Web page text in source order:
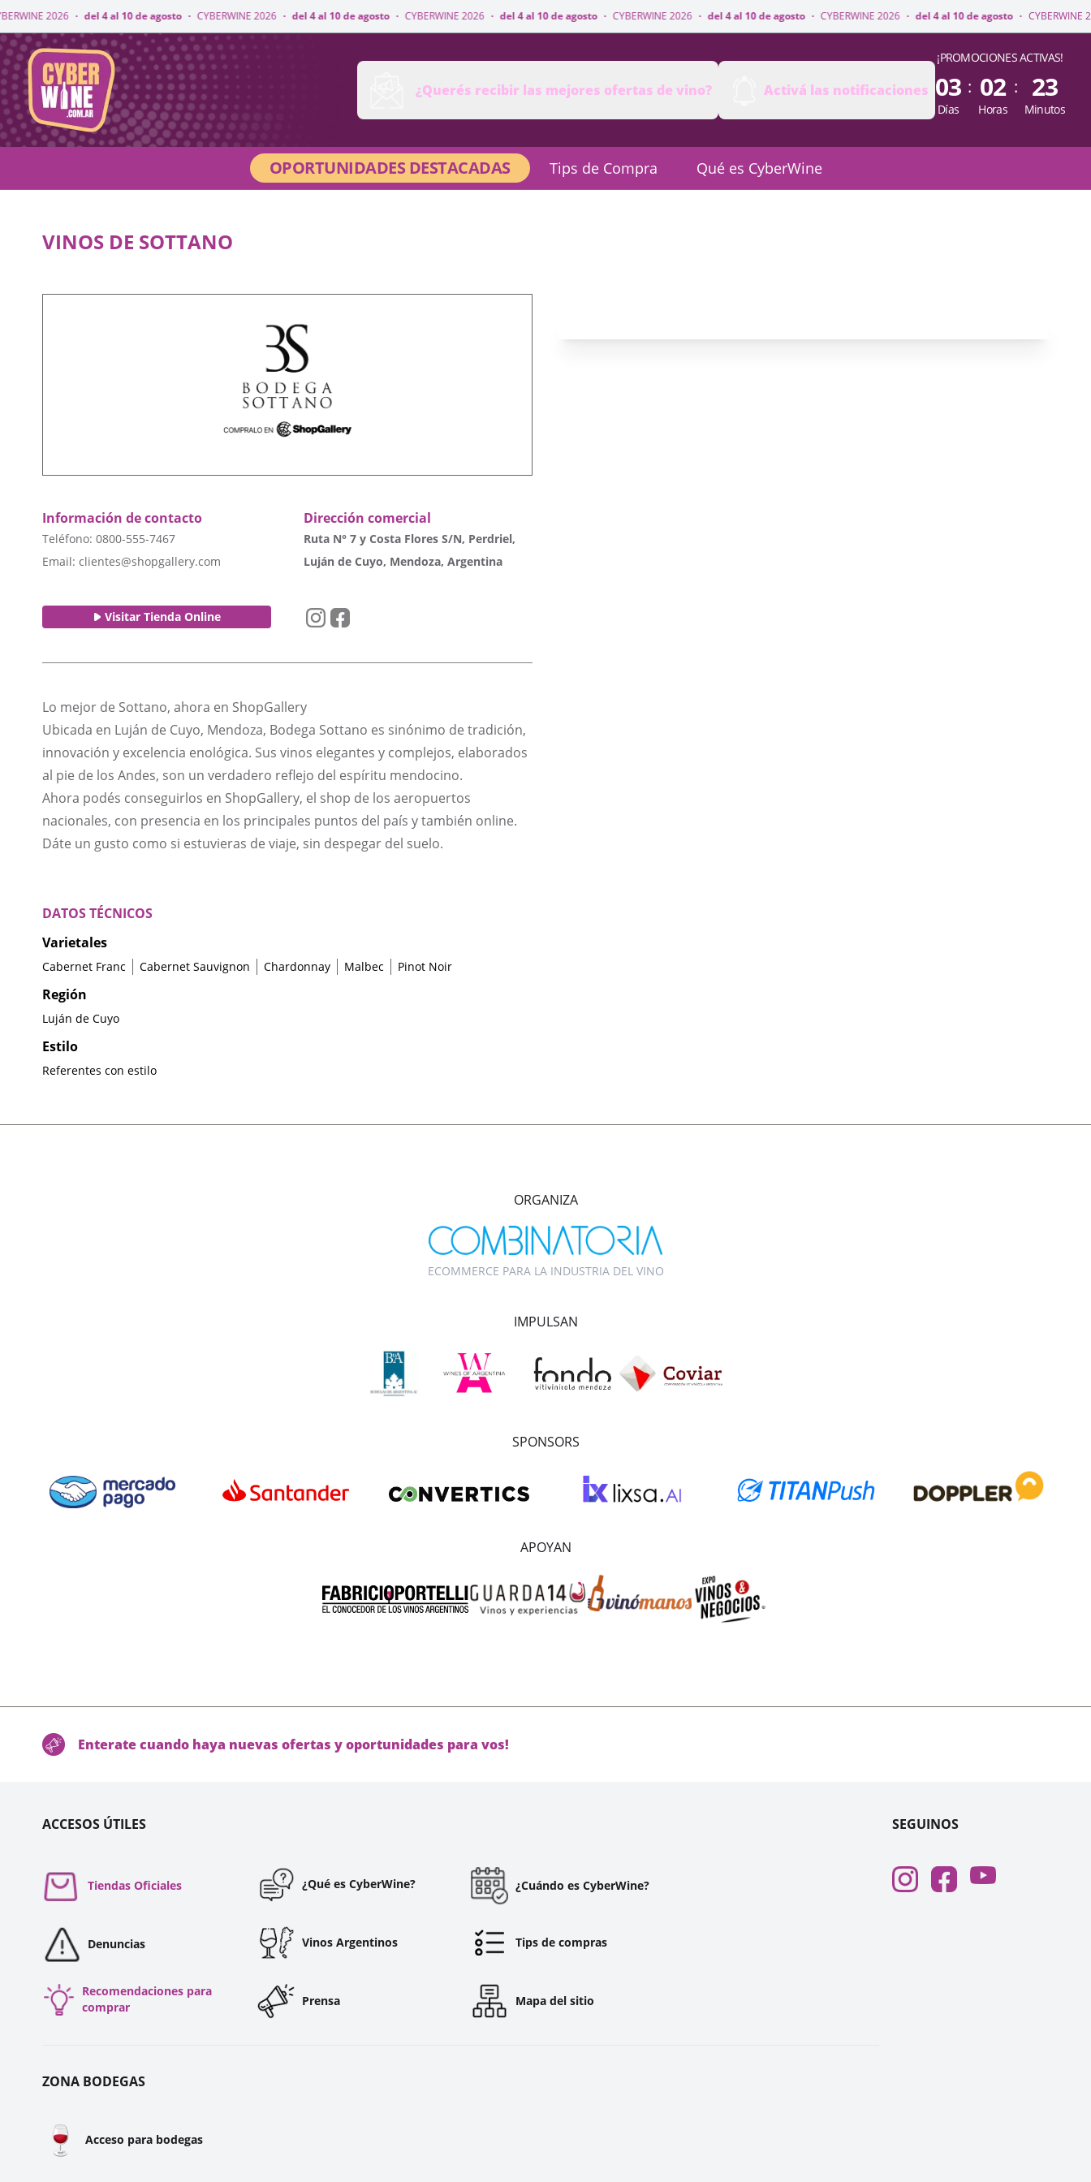
2026 · del 4 al 10 de agosto · CYBERWINE 2026 · del 4 al 10 de agosto · CYBERWINE 2026 · del 4 al 10 de agosto · CYBERWINE 2026 · del 4 al 10 de agosto · CYBERWINE 2026 · del 4 al 10 de agosto · CYBERWINE 2026
CyberWine
¿Querés recibir las mejores ofertas de vino?
Activá las notificaciones
¡PROMOCIONES ACTIVAS!
03
Días
: 02
Horas
: 23
Minutos
OPORTUNIDADES DESTACADAS Tips de Compra Qué es CyberWine
VINOS DE SOTTANO
Información de contacto
Teléfono: 0800-555-7467
Email: clientes@shopgallery.com
Dirección comercial
Ruta N° 7 y Costa Flores S/N, Perdriel,
Luján de Cuyo, Mendoza, Argentina
Visitar Tienda Online
Lo mejor de Sottano, ahora en ShopGallery
Ubicada en Luján de Cuyo, Mendoza, Bodega Sottano es sinónimo de tradición,
innovación y excelencia enológica. Sus vinos elegantes y complejos, elaborados
al pie de los Andes, son un verdadero reflejo del espíritu mendocino.
Ahora podés conseguirlos en ShopGallery, el shop de los aeropuertos
nacionales, con presencia en los principales puntos del país y también online.
Dáte un gusto como si estuvieras de viaje, sin despegar del suelo.
DATOS TÉCNICOS
Varietales
Cabernet Franc Cabernet Sauvignon Chardonnay Malbec Pinot Noir
Región
Luján de Cuyo
Estilo
Referentes con estilo
ORGANIZA
ECOMMERCE PARA LA INDUSTRIA DEL VINO
IMPULSAN
SPONSORS
APOYAN
Enterate cuando haya nuevas ofertas y oportunidades para vos!
ACCESOS ÚTILES
Tiendas Oficiales ¿Qué es CyberWine? ¿Cuándo es CyberWine?
Denuncias Vinos Argentinos Tips de compras
Recomendaciones para
comprar
Prensa Mapa del sitio
ZONA BODEGAS
🍷 Acceso para bodegas
SEGUINOS